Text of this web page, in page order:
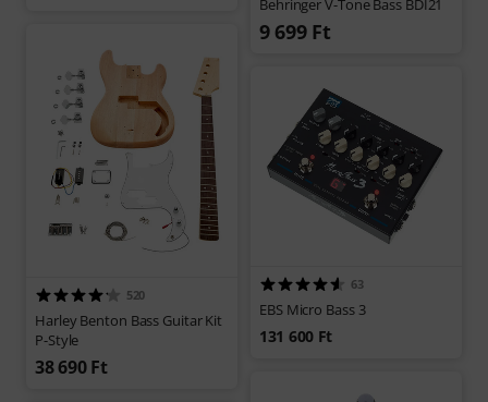
Behringer V-Tone Bass BDI21
9 699 Ft
520
Harley Benton Bass Guitar Kit
P-Style
38 690 Ft
63
EBS Micro Bass 3
131 600 Ft